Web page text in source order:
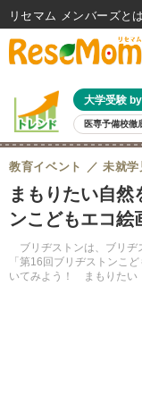
大学受験
医専予備校徹
親子で考える大学選び
共通テスト 夏休み
8月開催イベント・WS
自由研究教材（小学生向け）
まもりたい自然
ンこどもエコ絵
ブリヂストンは、ブリヂ
「第16回ブリヂストンこ
いてみよう！ まもりたい
教育イベント 未就学
リセマム メンバーズ